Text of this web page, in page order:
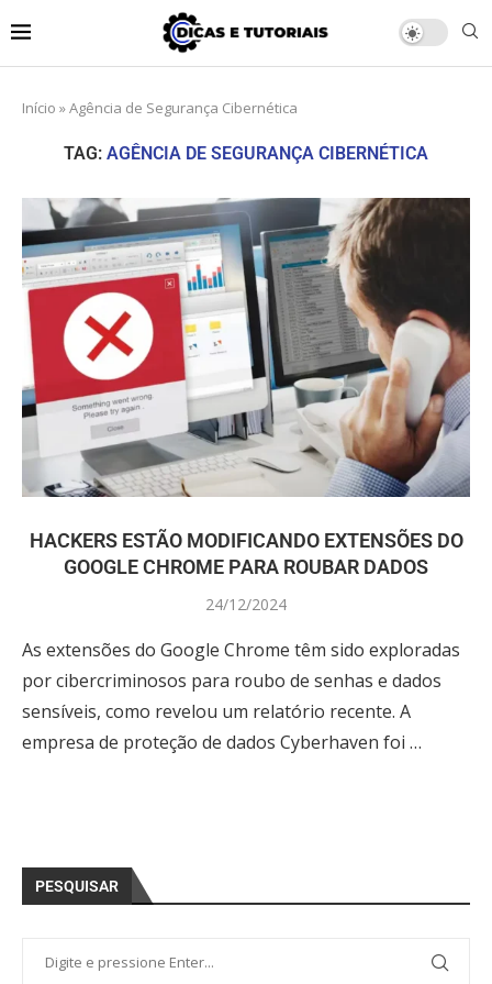
Início »Agência de Segurança Cibernética
TAG: AGÊNCIA DE SEGURANÇA CIBERNÉTICA
HACKERS ESTÃO MODIFICANDO EXTENSÕES DO
GOOGLE CHROME PARA ROUBAR DADOS
24/12/2024
As extensões do Google Chrome têm sido exploradas
por cibercriminosos para roubo de senhas e dados
sensíveis, como revelou um relatório recente. A
empresa de proteção de dados Cyberhaven foi …
PESQUISAR